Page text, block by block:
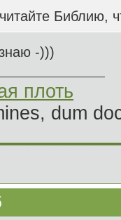
Библию,
-)))
плоть
dum